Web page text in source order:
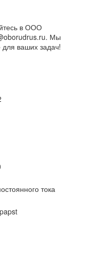
в ООО
Мы
ваших задач!
тока